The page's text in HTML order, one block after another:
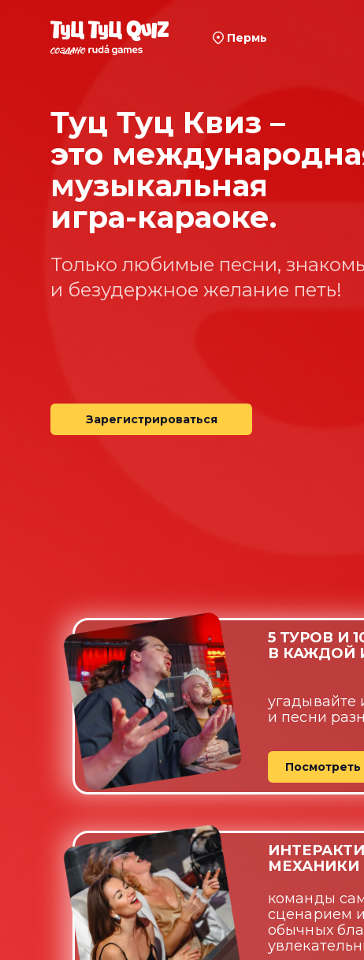
Пермь
Туц Туц Квиз –
это
музыкальная
игра-караоке.
Только любимые песни,
и безудержное желание петь!
Зарегистрироваться
5 ТУРОВ И
В КАЖДОЙ
угадывайте
и песни
МЕХАНИКИ
команды
сценарием
обычных